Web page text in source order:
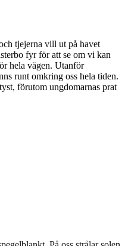
tjejerna vill ut på havet
fyr för att se om vi kan
hela vägen. Utanför
runt omkring oss hela tiden.
förutom ungdomarnas prat